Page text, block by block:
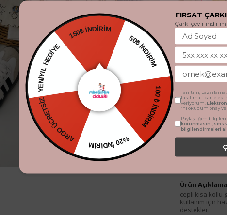
Beden
9 Ay
Ürün
Ürün
cepli kısa kollu
kullanım için
destekler.
150₺ İNDİRİM
50₺ İNDİRİM
100 ₺ İNDİRİM
%20 İNDİRİM
KARGO ÜCRETSİZ
YENİYIL HEDİYE
FIRSAT ÇARKI
Çarkı çevir
Tanıtım,
tarafıma ticari
veriyorum.
'ni okudum onay
Paylaştığım
korunmasını,
bilgilendirmeleri